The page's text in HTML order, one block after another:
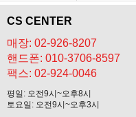
CS CENTER
매장: 02-926-8207
핸드폰: 010-3706-8597
팩스: 02-924-0046
평일: 오전9시~오후8시
토요일: 오전9시~오후3시